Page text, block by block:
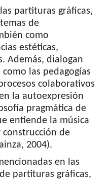
partituras gráficas,
de
como
estéticas,
Además, dialogan
las pedagogías
colaborativos
la autoexpresión
pragmática de
entiende la música
de
2004).
en las
partituras gráficas,